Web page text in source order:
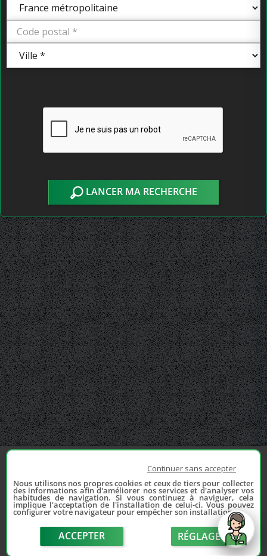
LANCER MA RECHERCHE
Continuer sans accepter
Nous utilisons nos propres cookies et ceux de tiers pour collecter
des informations afin d'améliorer nos services et d'analyser vos
habitudes de navigation. Si vous continuez à naviguer, cela
implique l'acceptation de l'installation de celui-ci. Vous pouvez
configurer votre navigateur pour empêcher son installation.
ACCEPTER RÉGLAGE